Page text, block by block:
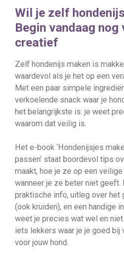
Wil je zelf
Begin vandaag
creatief
Zelf hondenijs maken is
waardevol als je het op een
Met een paar simpele
verkoelende snack waar je
het belangrijkste is: je weet
waarom dat veilig is.
Het e-book ‘Hondenijsjes
passen’ staat boordevol tips
maakt, hoe je ze op een
wanneer je ze beter niet geeft.
praktische info, uitleg over het
(ook kruiden), en een handige
weet je precies wat wel en
iets lekkers waar je je goed bij
voor jouw hond.